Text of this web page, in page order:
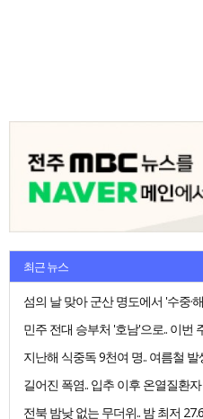
최근 뉴스
섬의 날 맞아 군산 명도에서 '수중·
민주 전대 승부처 '호남'으로.. 이번
지난해 식중독 9천여 명.. 여름철 발
길어진 폭염.. 입추 이후 온열질환
전북 밤낮 없는 무더위.. 밤 최저